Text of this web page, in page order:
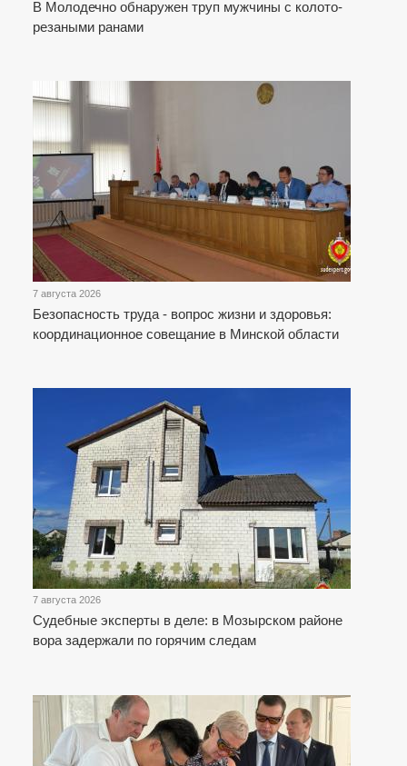
В Молодечно обнаружен труп мужчины с колото-
резаными ранами
7 августа 2026
Безопасность труда - вопрос жизни и здоровья:
координационное совещание в Минской области
7 августа 2026
Судебные эксперты в деле: в Мозырском районе
вора задержали по горячим следам